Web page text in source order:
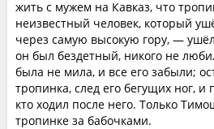
жить с мужем на Кавказ, что
неизвестный человек, который
через самую высокую гору, —
он был бездетный, никого не
была не мила, и все его забыли;
тропинка, след его бегущих ног,
кто ходил после него. Только
тропинке за бабочками.